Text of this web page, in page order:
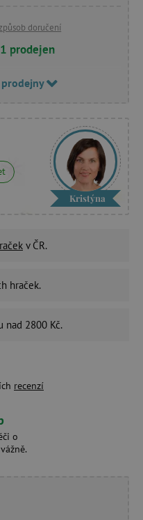
doručení
prodejen
Kristýna
v ČR.
hraček.
nad 2800 Kč.
recenzí
o